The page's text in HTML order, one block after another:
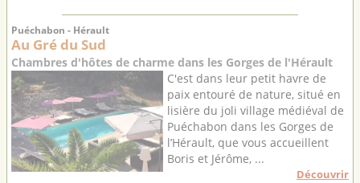
Puéchabon - Hérault
Au Gré du Sud
Chambres d'hôtes de charme dans les Gorges de l'Hérault
C'est dans leur petit havre de
paix entouré de nature, situé en
lisière du joli village médiéval de
Puéchabon dans les Gorges de
l’Hérault, que vous accueillent
Boris et Jérôme, ...
Découvrir